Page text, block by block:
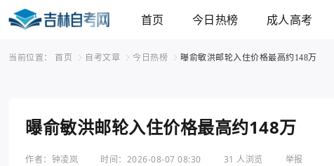
首页 今日热榜 成人高考
当前位置： 首页 自考文章 今日热榜 曝俞敏洪邮轮入住价格最高约148万
曝俞敏洪邮轮入住价格最高约148万
作者：钟凌岚 时间：2026-08-07 08:30 31 人浏览 举报